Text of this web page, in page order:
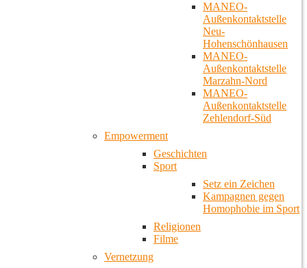
MANEO-
Außenkontaktstelle
Neu-
Hohenschönhausen
MANEO-
Außenkontaktstelle
Marzahn-Nord
MANEO-
Außenkontaktstelle
Zehlendorf-Süd
Empowerment
Geschichten
Sport
Setz ein Zeichen
Kampagnen gegen
Homophobie im Sport
Religionen
Filme
Vernetzung